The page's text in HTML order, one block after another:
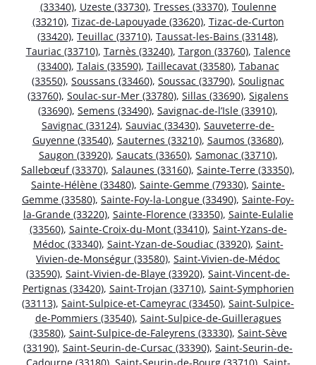
(33340), Uzeste (33730), Tresses (33370), Toulenne
(33210), Tizac-de-Lapouyade (33620), Tizac-de-Curton
(33420), Teuillac (33710), Taussat-les-Bains (33148),
Tauriac (33710), Tarnès (33240), Targon (33760), Talence
(33400), Talais (33590), Taillecavat (33580), Tabanac
(33550), Soussans (33460), Soussac (33790), Soulignac
(33760), Soulac-sur-Mer (33780), Sillas (33690), Sigalens
(33690), Semens (33490), Savignac-de-l’Isle (33910),
Savignac (33124), Sauviac (33430), Sauveterre-de-
Guyenne (33540), Sauternes (33210), Saumos (33680),
Saugon (33920), Saucats (33650), Samonac (33710),
Sallebœuf (33370), Salaunes (33160), Sainte-Terre (33350),
Sainte-Hélène (33480), Sainte-Gemme (79330), Sainte-
Gemme (33580), Sainte-Foy-la-Longue (33490), Sainte-Foy-
la-Grande (33220), Sainte-Florence (33350), Sainte-Eulalie
(33560), Sainte-Croix-du-Mont (33410), Saint-Yzans-de-
Médoc (33340), Saint-Yzan-de-Soudiac (33920), Saint-
Vivien-de-Monségur (33580), Saint-Vivien-de-Médoc
(33590), Saint-Vivien-de-Blaye (33920), Saint-Vincent-de-
Pertignas (33420), Saint-Trojan (33710), Saint-Symphorien
(33113), Saint-Sulpice-et-Cameyrac (33450), Saint-Sulpice-
de-Pommiers (33540), Saint-Sulpice-de-Guilleragues
(33580), Saint-Sulpice-de-Faleyrens (33330), Saint-Sève
(33190), Saint-Seurin-de-Cursac (33390), Saint-Seurin-de-